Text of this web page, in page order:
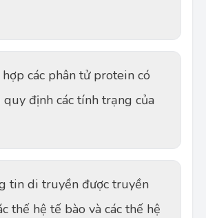
các phân tử protein có
quy định các tính trạng của
tin di truyền được truyền
thế hệ tế bào và các thế hệ